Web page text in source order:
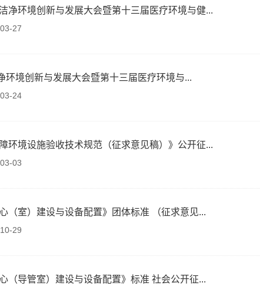
净环境创新与发展大会暨第十三届医疗环境与健...
27
环境创新与发展大会暨第十三届医疗环境与...
24
环境设施验收技术规范（征求意见稿）》公开征...
03
（室）建设与设备配置》团体标准 （征求意见...
29
（导管室）建设与设备配置》标准 社会公开征...